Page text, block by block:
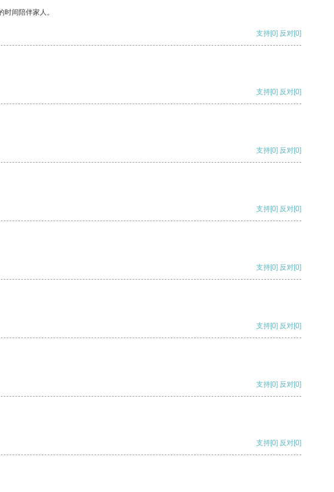
间陪伴家人。
支持[0] 反对[0]
支持[0] 反对[0]
支持[0] 反对[0]
支持[0] 反对[0]
支持[0] 反对[0]
支持[0] 反对[0]
支持[0] 反对[0]
支持[0] 反对[0]